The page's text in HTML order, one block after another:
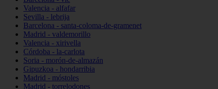
Valencia - alfafar
Sevilla - lebrija
Barcelona - santa-coloma-de-gramenet
Madrid - valdemorillo
Valencia - xirivella
Córdoba - la-carlota
Soria - morón-de-almazán
Gipuzkoa - hondarribia
Madrid - móstoles
Madrid - torrelodones